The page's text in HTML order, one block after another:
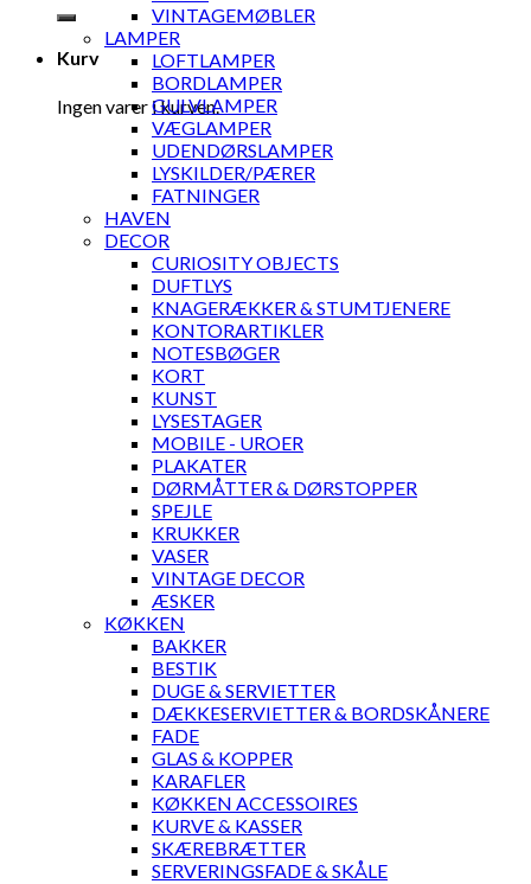
efter:
Kurv
Ingen varer i kurven.
VINTAGEMØBLER
LAMPER
LOFTLAMPER
BORDLAMPER
GULVLAMPER
VÆGLAMPER
UDENDØRSLAMPER
LYSKILDER/PÆRER
FATNINGER
HAVEN
DECOR
CURIOSITY OBJECTS
DUFTLYS
KNAGERÆKKER & STUMTJENERE
KONTORARTIKLER
NOTESBØGER
KORT
KUNST
LYSESTAGER
MOBILE - UROER
PLAKATER
DØRMÅTTER & DØRSTOPPER
SPEJLE
KRUKKER
VASER
VINTAGE DECOR
ÆSKER
KØKKEN
BAKKER
BESTIK
DUGE & SERVIETTER
DÆKKESERVIETTER & BORDSKÅNERE
FADE
GLAS & KOPPER
KARAFLER
KØKKEN ACCESSOIRES
KURVE & KASSER
SKÆREBRÆTTER
SERVERINGSFADE & SKÅLE